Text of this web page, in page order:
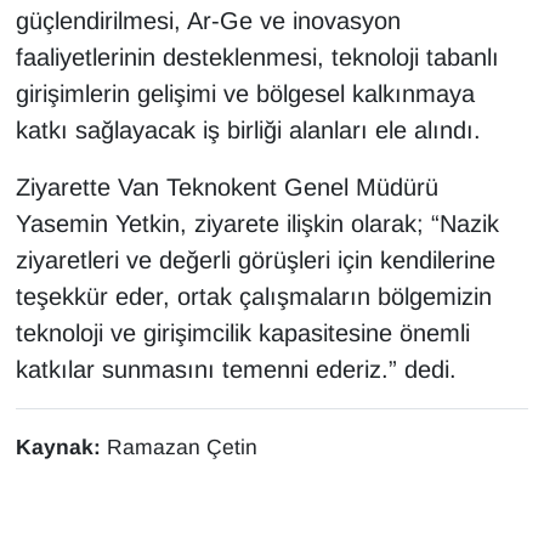
güçlendirilmesi, Ar-Ge ve inovasyon
faaliyetlerinin desteklenmesi, teknoloji tabanlı
girişimlerin gelişimi ve bölgesel kalkınmaya
katkı sağlayacak iş birliği alanları ele alındı.
Ziyarette Van Teknokent Genel Müdürü
Yasemin Yetkin, ziyarete ilişkin olarak; “Nazik
ziyaretleri ve değerli görüşleri için kendilerine
teşekkür eder, ortak çalışmaların bölgemizin
teknoloji ve girişimcilik kapasitesine önemli
katkılar sunmasını temenni ederiz.” dedi.
Kaynak: Ramazan Çetin
Kültür & Sanat
KURDÎ
MAGAZİN
MEDYA
ONE EKONOMİ
POLİTİKA
RÖPORTAJ